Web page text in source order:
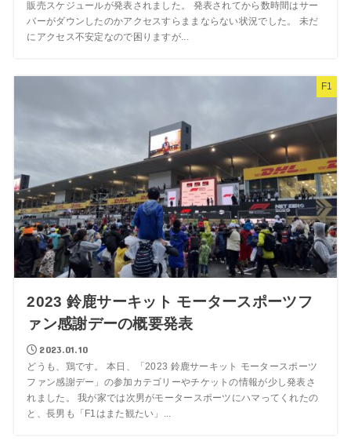
販売スケジュールが発表されました。 発表されてから数時間はサー
バーがダウンしたのかアクセスすらままならない状況でした。 未だ
にアクセス不安定なので困りますが...
F1
2023 鈴鹿サーキット モータースポーツフ
ァン感謝デーの概要発表
2023.01.10
どうも、鶏です。 本日、「2023 鈴鹿サーキット モータースポーツ
ファン感謝デー」の参加カテゴリーやチケットの情報が少し発表さ
れました。 我が家では次男がモータースポーツにハマってくれたの
と、長男も「F1はまた観たい」...